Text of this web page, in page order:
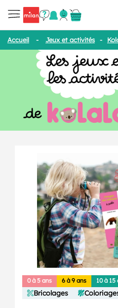
Accueil - Jeux et activités -
0 à 5 ans 6 à 9 ans 10 à 15
Bricolages